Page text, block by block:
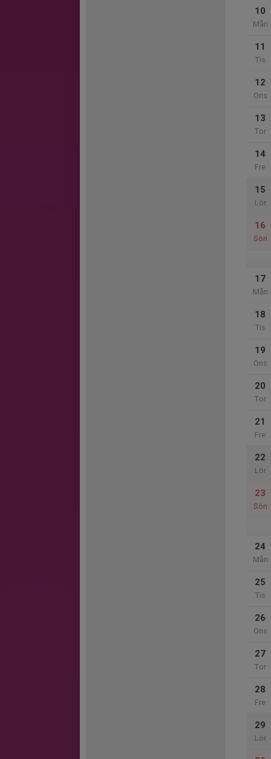
10
Mån
11
Tis
12
Ons
13
Tor
14
Fre
15
Lör
16
Sön
17
Mån
18
Tis
19
Ons
20
Tor
21
Fre
22
Lör
23
Sön
24
Mån
25
Tis
26
Ons
27
Tor
28
Fre
29
Lör